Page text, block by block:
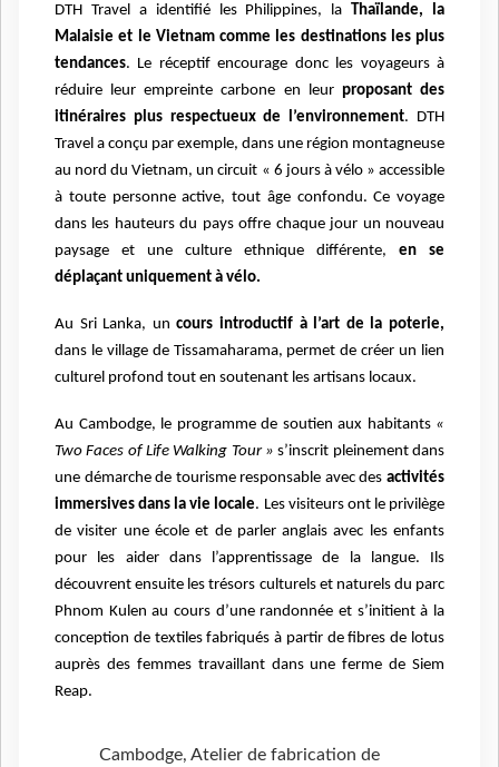
DTH Travel a identifié les Philippines, la Thaïlande, la
Malaisie et le Vietnam comme les destinations les plus
tendances. Le réceptif encourage donc les voyageurs à
réduire leur empreinte carbone en leurproposant des
itinéraires plus respectueux de l’environnement. DTH
Travel a conçu par exemple, dans une région montagneuse
au nord du Vietnam, un circuit « 6 jours à vélo » accessible
à toute personne active, tout âge confondu. Ce voyage
dans les hauteurs du pays offre chaque jour un nouveau
paysage et une culture ethnique différente, en se
déplaçant uniquement à vélo.
Au Sri Lanka, un cours introductif à l’art de la poterie,
dans le village de Tissamaharama, permet de créer un lien
culturel profond tout en soutenant les artisans locaux.
Au Cambodge, le programme de soutien aux habitants «
Two Faces of Life Walking Tour » s’inscrit pleinement dans
une démarche de tourisme responsable avec des activités
immersives dans la vie locale. Les visiteurs ont le privilège
de visiter une école et de parler anglais avec les enfants
pour les aider dans l’apprentissage de la langue. Ils
découvrent ensuite les trésors culturels et naturels du parc
Phnom Kulen au cours d’une randonnée et s’initient à la
conception de textiles fabriqués à partir de fibres de lotus
auprès des femmes travaillant dans une ferme de Siem
Reap.
Cambodge, Atelier de fabrication de